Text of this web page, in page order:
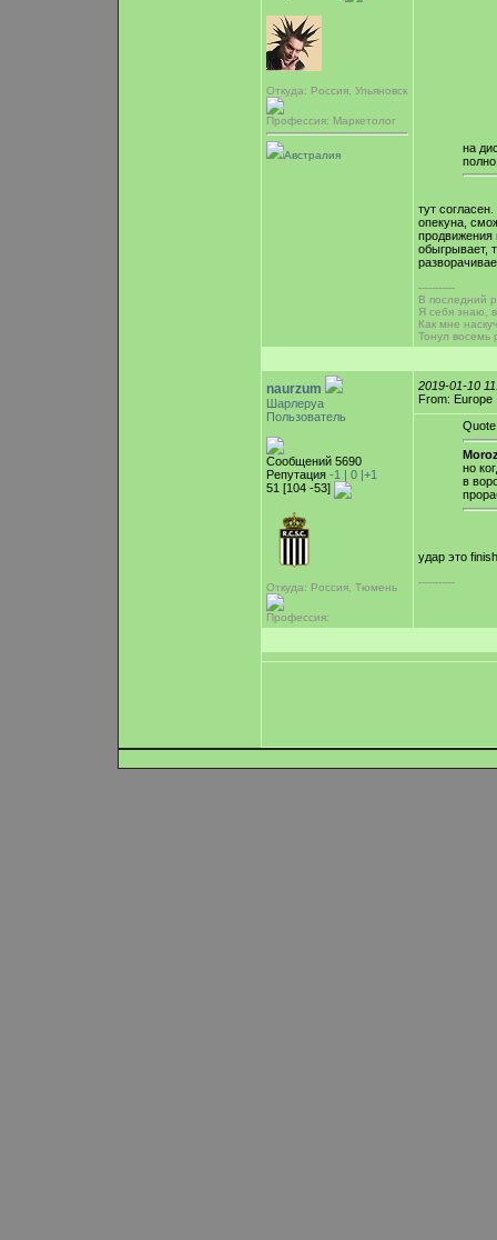
Откуда: Россия, Ульяновск
Профессия: Маркетолог
Австралия
на
тут
опекуна,
продвижения
обыгрывает,
-----------
В последний
Я себя знаю,
Как мне
Тонул восемь
naurzum
Шарлеруа
Пользователь
Сообщений 5690
Репутация -1 | 0 |+1
51 [104 -53]
Откуда: Россия, Тюмень
Профессия:
2019-01-10
From: Europe
Quote
но
в
удар это
-----------